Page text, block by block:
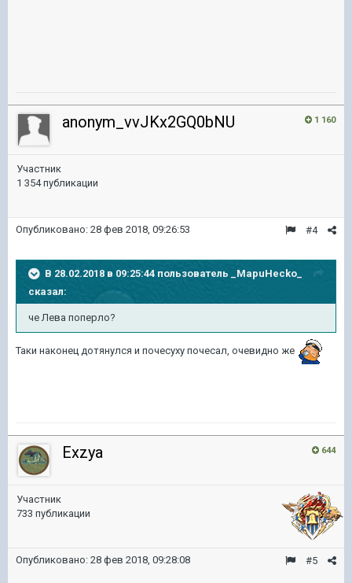
1 160
anonym_vvJKx2GQ0bNU
Участник
1 354 публикации
#4
Опубликовано: 28 фев 2018, 09:26:53
В 28.02.2018 в 09:25:44 пользователь
_MapuHecko_
сказал:
че Лева поперло?
Таки наконец дотянулся и почесуху почесал, очевидно же
644
Exzya
Участник
733 публикации
#5
Опубликовано: 28 фев 2018, 09:28:08